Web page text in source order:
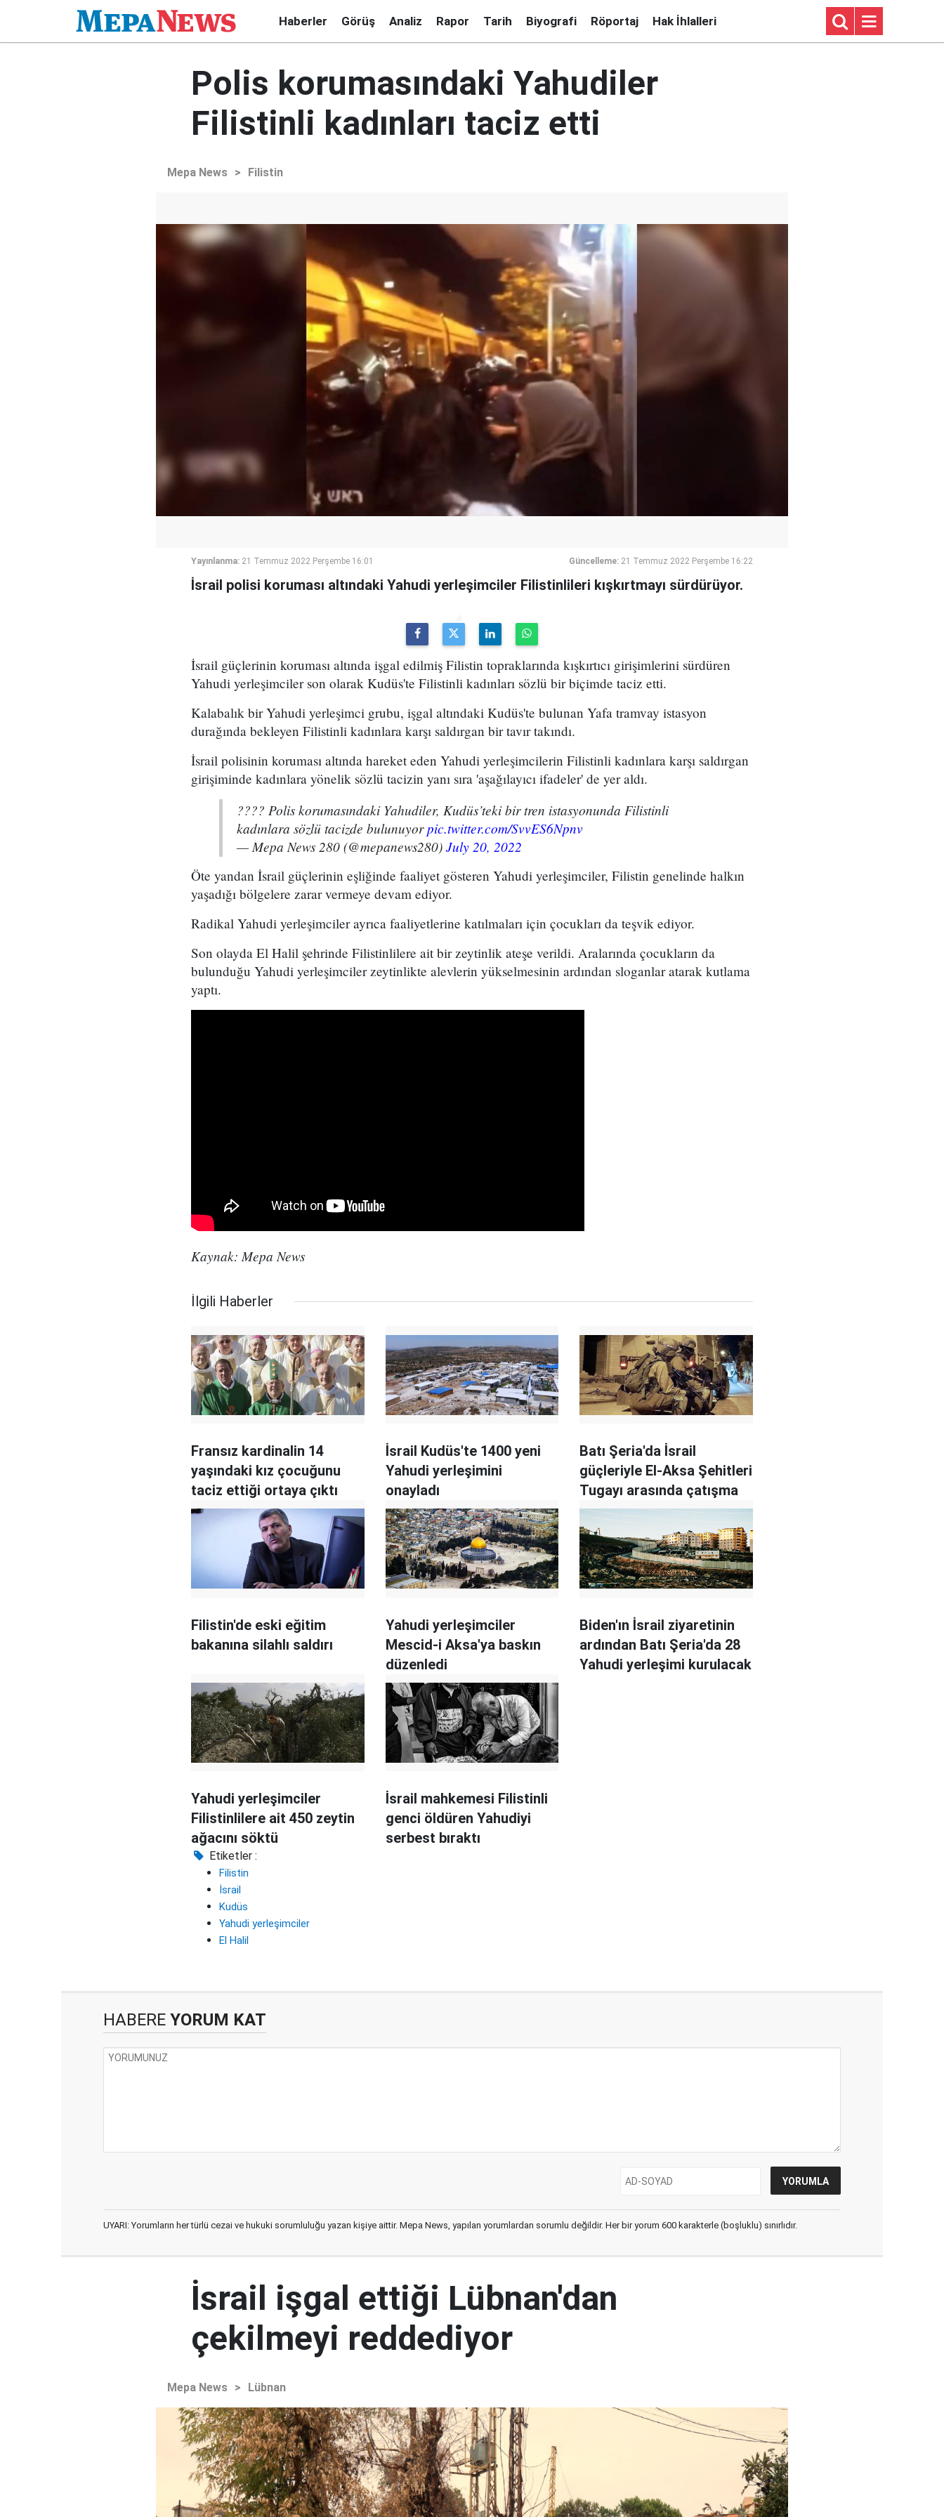
Haberler Görüş Analiz Rapor Tarih Biyografi Röportaj Hak İhlalleri
Polis korumasındaki Yahudiler
Filistinli kadınları taciz etti
Mepa News > Filistin
Yayınlanma: 21 Temmuz 2022 Perşembe 16:01 Güncelleme: 21 Temmuz 2022 Perşembe 16:22
İsrail polisi koruması altındaki Yahudi yerleşimciler Filistinlileri kışkırtmayı sürdürüyor.
İsrail güçlerinin koruması altında işgal edilmiş Filistin topraklarında kışkırtıcı girişimlerini sürdüren
Yahudi yerleşimciler son olarak Kudüs'te Filistinli kadınları sözlü bir biçimde taciz etti.
Kalabalık bir Yahudi yerleşimci grubu, işgal altındaki Kudüs'te bulunan Yafa tramvay istasyon
durağında bekleyen Filistinli kadınlara karşı saldırgan bir tavır takındı.
İsrail polisinin koruması altında hareket eden Yahudi yerleşimcilerin Filistinli kadınlara karşı saldırgan
girişiminde kadınlara yönelik sözlü tacizin yanı sıra 'aşağılayıcı ifadeler' de yer aldı.
???? Polis korumasındaki Yahudiler, Kudüs’teki bir tren istasyonunda Filistinli
kadınlara sözlü tacizde bulunuyorpic.twitter.com/SvvES6Npnv
— Mepa News 280 (@mepanews280)July 20, 2022
Öte yandan İsrail güçlerinin eşliğinde faaliyet gösteren Yahudi yerleşimciler, Filistin genelinde halkın
yaşadığı bölgelere zarar vermeye devam ediyor.
Radikal Yahudi yerleşimciler ayrıca faaliyetlerine katılmaları için çocukları da teşvik ediyor.
Son olayda El Halil şehrinde Filistinlilere ait bir zeytinlik ateşe verildi. Aralarında çocukların da
bulunduğu Yahudi yerleşimciler zeytinlikte alevlerin yükselmesinin ardından sloganlar atarak kutlama
yaptı.
Kaynak: Mepa News
İlgili Haberler
Fransız kardinalin 14
yaşındaki kız çocuğunu
taciz ettiği ortaya çıktı
İsrail Kudüs'te 1400 yeni
Yahudi yerleşimini
onayladı
Batı Şeria'da İsrail
güçleriyle El-Aksa Şehitleri
Tugayı arasında çatışma
Filistin'de eski eğitim
bakanına silahlı saldırı
Yahudi yerleşimciler
Mescid-i Aksa'ya baskın
düzenledi
Biden'ın İsrail ziyaretinin
ardından Batı Şeria'da 28
Yahudi yerleşimi kurulacak
Yahudi yerleşimciler
Filistinlilere ait 450 zeytin
ağacını söktü
İsrail mahkemesi Filistinli
genci öldüren Yahudiyi
serbest bıraktı
Etiketler :
Filistin
İsrail
Kudüs
Yahudi yerleşimciler
El Halil
HABERE YORUM KAT
UYARI: Yorumların her türlü cezai ve hukuki sorumluluğu yazan kişiye aittir. Mepa News, yapılan yorumlardan sorumlu değildir. Her bir yorum 600 karakterle (boşluklu) sınırlıdır.
İsrail işgal ettiği Lübnan'dan
çekilmeyi reddediyor
Mepa News > Lübnan